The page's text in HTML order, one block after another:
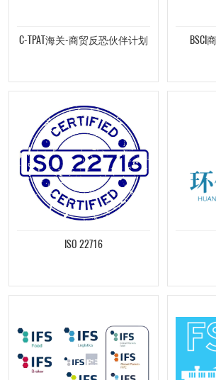
C-TPAT海关-商贸反恐伙伴计划 BSCI
ISO 22716